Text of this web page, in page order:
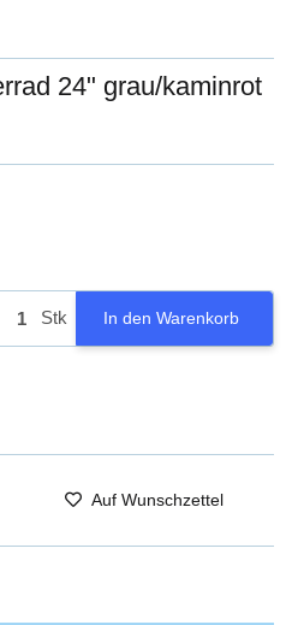
24" grau/kaminrot
Stk In den Warenkorb
Auf Wunschzettel